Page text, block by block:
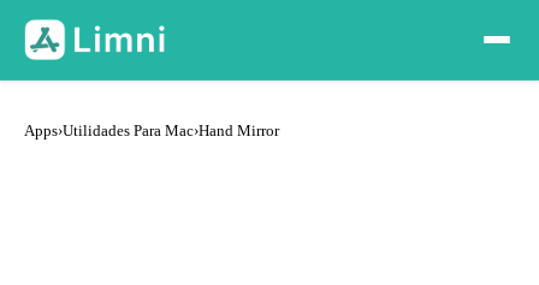
Apps›Utilidades Para Mac›Hand Mirror